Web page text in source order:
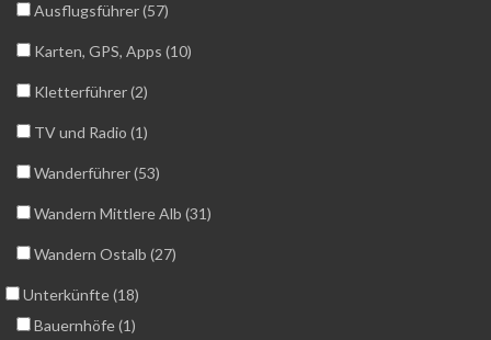
Ausflugsführer (57)
Karten, GPS, Apps (10)
Kletterführer (2)
TV und Radio (1)
Wanderführer (53)
Wandern Mittlere Alb (31)
Wandern Ostalb (27)
Unterkünfte (18)
Bauernhöfe (1)